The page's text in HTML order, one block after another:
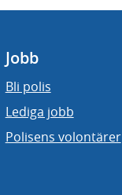
Jobb
Bli polis
Lediga jobb
Polisens volontärer